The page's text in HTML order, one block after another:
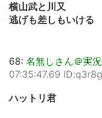
横山武と川又
逃げも差しもいける
68: 名無しさん＠実
07:35:47.69
ハットリ君